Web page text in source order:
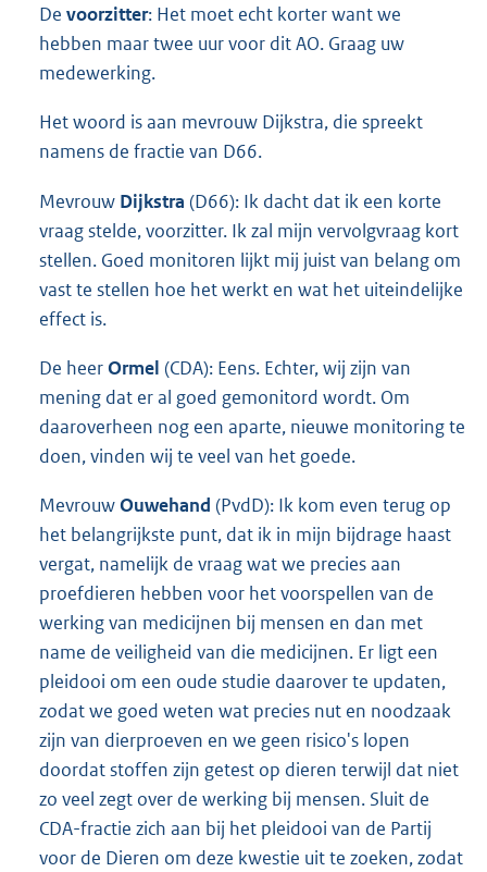
De voorzitter: Het moet echt korter want we
hebben maar twee uur voor dit AO. Graag uw
medewerking.
Het woord is aan mevrouw Dijkstra, die spreekt
namens de fractie van D66.
Mevrouw Dijkstra (D66): Ik dacht dat ik een korte
vraag stelde, voorzitter. Ik zal mijn vervolgvraag kort
stellen. Goed monitoren lijkt mij juist van belang om
vast te stellen hoe het werkt en wat het uiteindelijke
effect is.
De heerOrmel (CDA): Eens. Echter, wij zijn van
mening dat er al goed gemonitord wordt. Om
daaroverheen nog een aparte, nieuwe monitoring te
doen, vinden wij te veel van het goede.
MevrouwOuwehand (PvdD): Ik kom even terug op
het belangrijkste punt, dat ik in mijn bijdrage haast
vergat, namelijk de vraag wat we precies aan
proefdieren hebben voor het voorspellen van de
werking van medicijnen bij mensen en dan met
name de veiligheid van die medicijnen. Er ligt een
pleidooi om een oude studie daarover te updaten,
zodat we goed weten wat precies nut en noodzaak
zijn van dierproeven en we geen risico's lopen
doordat stoffen zijn getest op dieren terwijl dat niet
zo veel zegt over de werking bij mensen. Sluit de
CDA-fractie zich aan bij het pleidooi van de Partij
voor de Dieren om deze kwestie uit te zoeken, zodat